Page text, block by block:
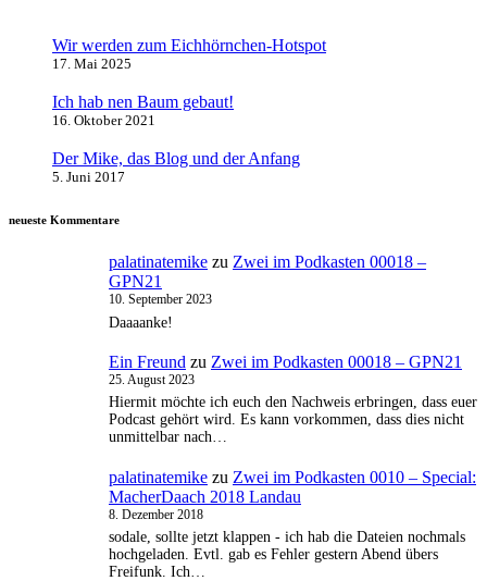
Wir werden zum Eichhörnchen-Hotspot
17. Mai 2025
Ich hab nen Baum gebaut!
16. Oktober 2021
Der Mike, das Blog und der Anfang
5. Juni 2017
neueste Kommentare
palatinatemike zu Zwei im Podkasten 00018 –
GPN21
10. September 2023
Daaaanke!
Ein Freund zu Zwei im Podkasten 00018 – GPN21
25. August 2023
Hiermit möchte ich euch den Nachweis erbringen, dass euer
Podcast gehört wird. Es kann vorkommen, dass dies nicht
unmittelbar nach…
palatinatemike zu Zwei im Podkasten 0010 – Special:
MacherDaach 2018 Landau
8. Dezember 2018
sodale, sollte jetzt klappen - ich hab die Dateien nochmals
hochgeladen. Evtl. gab es Fehler gestern Abend übers
Freifunk. Ich…